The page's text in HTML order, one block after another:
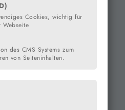
Cookies, wichtig für
des CMS Systems zum
von Seiteninhalten.